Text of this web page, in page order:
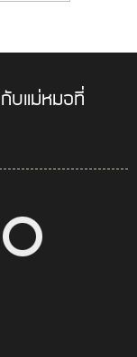
บแม่หมอที่